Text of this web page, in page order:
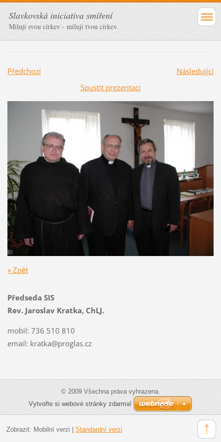
Slavkovská iniciativa smíření
Miluji svou církev - miluji tvou církev.
Předchozí
Následující
Spustit prezentaci
« Zpět
Předseda SIS
Rev. Jaroslav Kratka, ChLJ.
mobil: 736 510 810
email: kratka@proglas.cz
© 2009 Všechna práva vyhrazena.
Vytvořte si webové stránky zdarma!
Zobrazit: Mobilní verzi Standardní verzi